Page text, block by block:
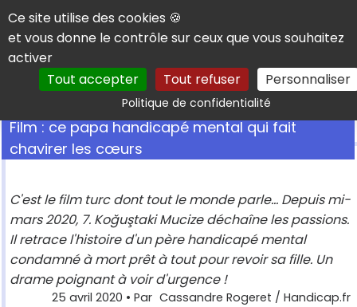
Panneau de gestion des cookies
Ce site utilise des cookies 🍪
et vous donne le contrôle sur ceux que vous souhaitez
activer
Tout accepter
Tout refuser Personnaliser
Politique de confidentialitéRechercher
Film : ce papa handicapé mental qui fait
chavirer les cœurs
C'est le film turc dont tout le monde parle... Depuis mi-
mars 2020, 7. Koğuştaki Mucize déchaîne les passions.
Il retrace l'histoire d'un père handicapé mental
condamné à mort prêt à tout pour revoir sa fille. Un
drame poignant à voir d'urgence !
25 avril 2020 • Par Cassandre Rogeret / Handicap.fr